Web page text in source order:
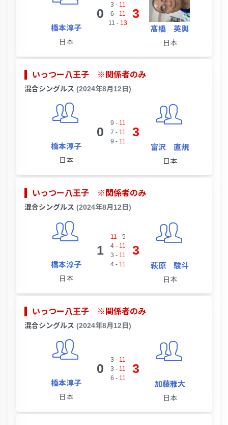
橋本淳子
日本
0
3 - 11
6 - 11
11 - 13
3
髙橋 英與
日本
いっつー八王子 ※関係者のみ
混合シングルス (2024年8月12日)
橋本淳子
日本
0
9 - 11
7 - 11
9 - 11
3
富沢 直規
日本
いっつー八王子 ※関係者のみ
混合シングルス (2024年8月12日)
橋本淳子
日本
1
11 - 5
4- 11
3 - 11
4- 11
3
萩原 駿斗
日本
いっつー八王子 ※関係者のみ
混合シングルス (2024年8月12日)
橋本淳子
日本
0
3 - 11
3 - 11
6 - 11
3
加藤雅大
日本